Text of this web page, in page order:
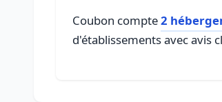
Coubon compte2
d'établissements avec avis